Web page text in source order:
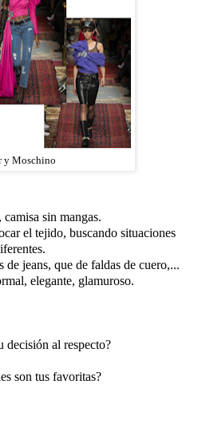
y Moschino
sin mangas.
el tejido, buscando situaciones
jeans, que de faldas de cuero,...
elegante, glamuroso.
decisión al respecto?
son tus favoritas?